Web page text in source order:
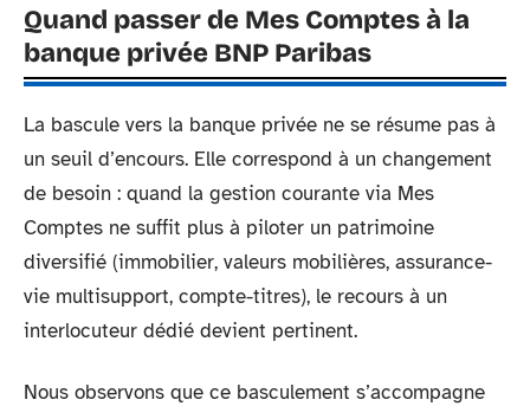
Quand passer de Mes Comptes à la
banque privée BNP Paribas
La bascule vers la banque privée ne se résume pas à
un seuil d’encours. Elle correspond à un changement
de besoin : quand la gestion courante via Mes
Comptes ne suffit plus à piloter un patrimoine
diversifié (immobilier, valeurs mobilières, assurance-
vie multisupport, compte-titres), le recours à un
interlocuteur dédié devient pertinent.
Nous observons que ce basculement s’accompagne